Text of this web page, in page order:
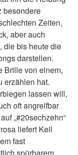
besondere
Zeiten,
aber auch
die bis heute die
darstellen.
Brille von einem,
erzählen hat.
lassen will,
oft angreifbar
„#20sechzehn“
liefert Keil
fast